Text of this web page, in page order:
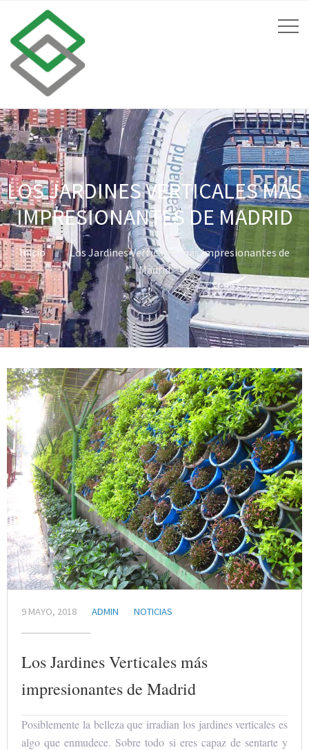
LOS JARDINES VERTICALES MÁS
IMPRESIONANTES DE MADRID
Inicio
Los Jardines Verticales más impresionantes de
Madrid
9 MAYO, 2018 ADMIN NOTICIAS
Los Jardines Verticales más
impresionantes de Madrid
Posiblemente la belleza que irradian los jardines verticales es
algo que enmudece. Sobre todo si eres capaz de sentarte y